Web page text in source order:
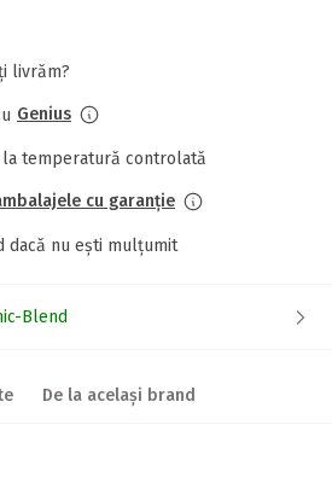
livrăm?
Genius
temperatură controlată
cu garanție
dacă nu ești mulțumit
Blend
De la același brand